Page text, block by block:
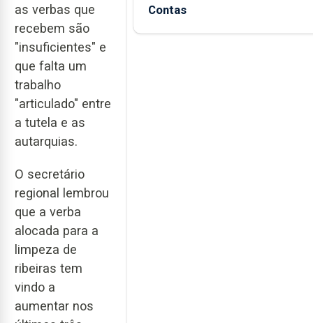
as verbas que
recebem são
"insuficientes" e
que falta um
trabalho
"articulado" entre
a tutela e as
autarquias.
O secretário
regional lembrou
que a verba
alocada para a
limpeza de
ribeiras tem
vindo a
aumentar nos
Contas